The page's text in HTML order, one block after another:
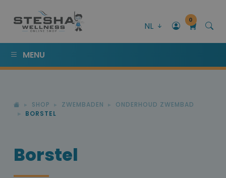
NL
0
MENU
SHOP ZWEMBADEN
ONDERHOUD ZWEMBAD
BORSTEL
Borstel